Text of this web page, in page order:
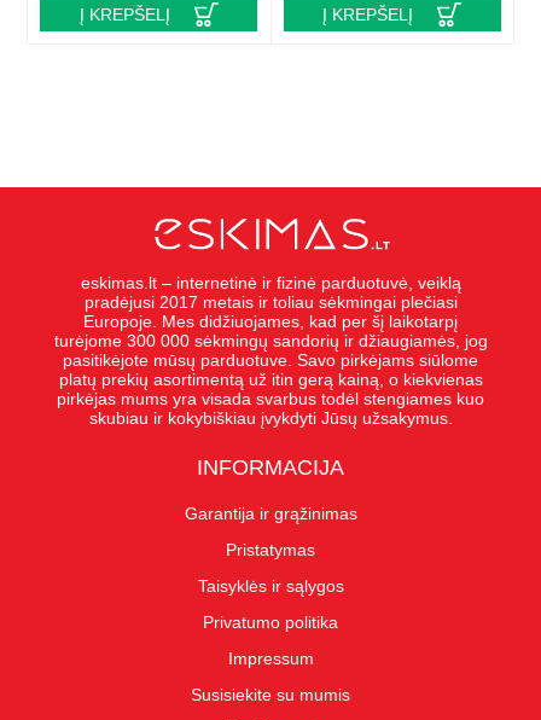
Į KREPŠELĮ Į KREPŠELĮ
eskimas.lt – internetinė ir fizinė parduotuvė, veiklą
pradėjusi 2017 metais ir toliau sėkmingai plečiasi
Europoje. Mes didžiuojames, kad per šį laikotarpį
turėjome 300 000 sėkmingų sandorių ir džiaugiamės, jog
pasitikėjote mūsų parduotuve. Savo pirkėjams siūlome
platų prekių asortimentą už itin gerą kainą, o kiekvienas
pirkėjas mums yra visada svarbus todėl stengiames kuo
skubiau ir kokybiškiau įvykdyti Jūsų užsakymus.
INFORMACIJA
Garantija ir grąžinimas
Pristatymas
Taisyklės ir sąlygos
Privatumo politika
Impressum
Susisiekite su mumis